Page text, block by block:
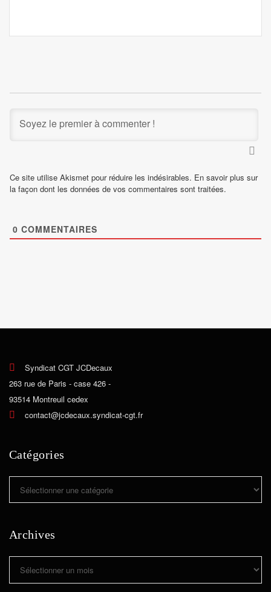
Ce site utilise Akismet pour réduire les indésirables. En savoir plus sur
la façon dont les données de vos commentaires sont traitées.
0 COMMENTAIRES
Syndicat CGT JCDecaux
263 rue de Paris - case 426 -
93514 Montreuil cedex
contact@jcdecaux.syndicat-cgt.fr
Catégories
Archives